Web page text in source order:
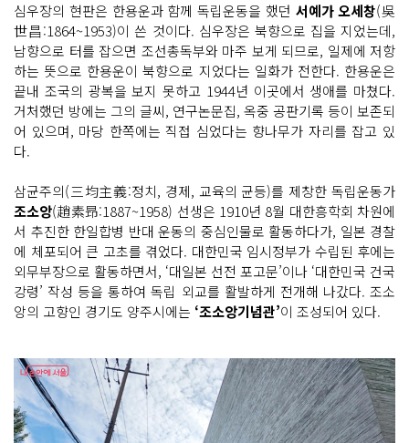
심우장의 현판은 한용운과 함께 독립운동을 했던 서예가 오세창(吳
世昌:1864~1953)이 쓴 것이다. 심우장은 북향으로 집을 지었는데,
남향으로 터를 잡으면 조선총독부와 마주 보게 되므로, 일제에 저항
하는 뜻으로 한용운이 북향으로 지었다는 일화가 전한다. 한용운은
끝내 조국의 광복을 보지 못하고 1944년 이곳에서 생애를 마쳤다.
거처했던 방에는 그의 글씨, 연구논문집, 옥중 공판기록 등이 보존되
어 있으며, 마당 한쪽에는 직접 심었다는 향나무가 자리를 잡고 있
다.
삼균주의(三均主義:정치, 경제, 교육의 균등)를 제창한 독립운동가
조소앙(趙素昻:1887~1958) 선생은 1910년 8월 대한흥학회 차원에
서 추진한 한일합병 반대 운동의 중심인물로 활동하다가, 일본 경찰
에 체포되어 큰 고초를 겪었다. 대한민국 임시정부가 수립된 후에는
외무부장으로 활동하면서, ‘대일본 선전 포고문’이나 ‘대한민국 건국
강령’ 작성 등을 통하여 독립 외교를 활발하게 전개해 나갔다. 조소
앙의 고향인 경기도 양주시에는 ‘조소앙기념관’이 조성되어 있다.